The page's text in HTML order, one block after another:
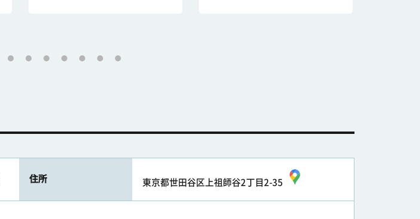
住所 東京都世田谷区上祖師谷2丁目2-35